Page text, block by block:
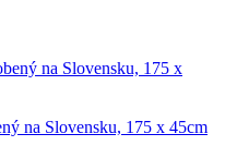
na Slovensku, 175 x 45cm